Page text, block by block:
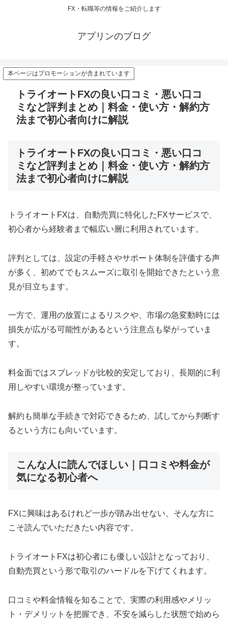
FX・転職等の情報をご紹介します
アプリンのブログ
本ページはプロモーションが含まれています
トライオートFXの良い口コミ・悪い口コ
ミなど評判まとめ｜料金・使い方・解約方
法まで初心者向けに解説
トライオートFXの良い口コミ・悪い口コ
ミなど評判まとめ｜料金・使い方・解約方
法まで初心者向けに解説
トライオートFXは、自動売買に特化したFXサービスで、
初心者から経験者まで幅広い層に利用されています。
評判としては、設定の手軽さやサポート体制を評価する声
が多く、初めてでもスムーズに取引を開始できたという意
見が目立ちます。
一方で、運用の放置によるリスクや、市場の急変動時には
損失が広がる可能性があるという注意点も挙がっていま
す。
料金面ではスプレッドが比較的安定しており、長期的に利
用しやすい環境が整っています。
解約も簡単な手続きで対応できるため、試してから判断す
るという方にも向いています。
こんな人に読んでほしい｜口コミや料金が
気になる初心者へ
FXに興味はあるけれど一歩が踏み出せない、そんな方に
こそ読んでいただきたい内容です。
トライオートFXは初心者にも優しい設計となっており、
自動売買という形で取引のハードルを下げてくれます。
口コミや料金情報を知ることで、実際の利用感やメリッ
ト・デメリットを把握でき、不安を減らした状態で始めら